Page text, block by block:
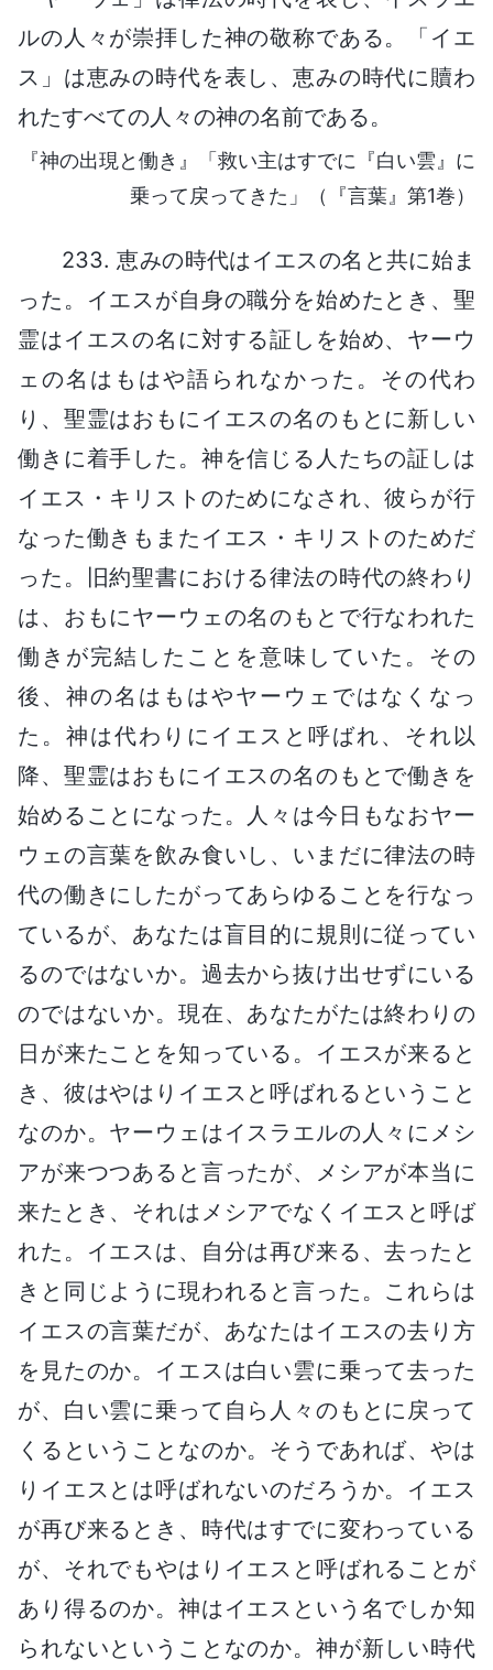
ルの人々が崇拝した神の敬称である。「イエ
ス」は恵みの時代を表し、恵みの時代に贖わ
れたすべての人々の神の名前である。
『神の出現と働き』「救い主はすでに『白い雲』に
乗って戻ってきた」（『言葉』第1巻）
233. 恵みの時代はイエスの名と共に始ま
った。イエスが自身の職分を始めたとき、聖
霊はイエスの名に対する証しを始め、ヤーウ
ェの名はもはや語られなかった。その代わ
り、聖霊はおもにイエスの名のもとに新しい
働きに着手した。神を信じる人たちの証しは
イエス・キリストのためになされ、彼らが行
なった働きもまたイエス・キリストのためだ
った。旧約聖書における律法の時代の終わり
は、おもにヤーウェの名のもとで行なわれた
働きが完結したことを意味していた。その
後、神の名はもはやヤーウェではなくなっ
た。神は代わりにイエスと呼ばれ、それ以
降、聖霊はおもにイエスの名のもとで働きを
始めることになった。人々は今日もなおヤー
ウェの言葉を飲み食いし、いまだに律法の時
代の働きにしたがってあらゆることを行なっ
ているが、あなたは盲目的に規則に従ってい
るのではないか。過去から抜け出せずにいる
のではないか。現在、あなたがたは終わりの
日が来たことを知っている。イエスが来ると
き、彼はやはりイエスと呼ばれるということ
なのか。ヤーウェはイスラエルの人々にメシ
アが来つつあると言ったが、メシアが本当に
来たとき、それはメシアでなくイエスと呼ば
れた。イエスは、自分は再び来る、去ったと
きと同じように現われると言った。これらは
イエスの言葉だが、あなたはイエスの去り方
を見たのか。イエスは白い雲に乗って去った
が、白い雲に乗って自ら人々のもとに戻って
くるということなのか。そうであれば、やは
りイエスとは呼ばれないのだろうか。イエス
が再び来るとき、時代はすでに変わっている
が、それでもやはりイエスと呼ばれることが
あり得るのか。神はイエスという名でしか知
られないということなのか。神が新しい時代